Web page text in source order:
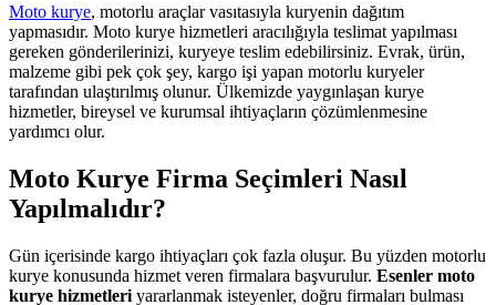
Moto kurye, motorlu araçlar vasıtasıyla kuryenin dağıtım
yapmasıdır. Moto kurye hizmetleri aracılığıyla teslimat yapılması
gereken gönderilerinizi, kuryeye teslim edebilirsiniz. Evrak, ürün,
malzeme gibi pek çok şey, kargo işi yapan motorlu kuryeler
tarafından ulaştırılmış olunur. Ülkemizde yaygınlaşan kurye
hizmetler, bireysel ve kurumsal ihtiyaçların çözümlenmesine
yardımcı olur.
Moto Kurye Firma Seçimleri Nasıl
Yapılmalıdır?
Gün içerisinde kargo ihtiyaçları çok fazla oluşur. Bu yüzden motorlu
kurye konusunda hizmet veren firmalara başvurulur. Esenler moto
kurye hizmetleri yararlanmak isteyenler, doğru firmaları bulması